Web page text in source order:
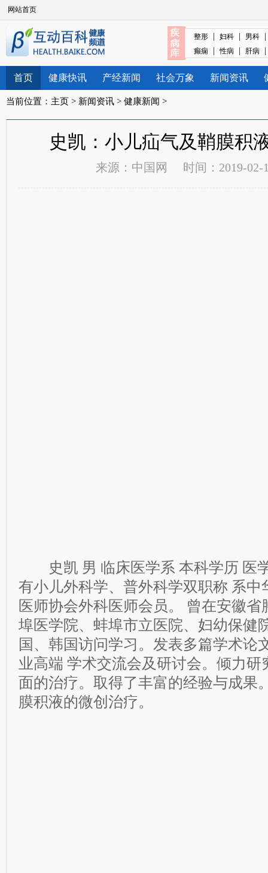
网站首页
整形 | 妇科 | 男科 |
癫痫 | 性病 | 肝病 |
首页 健康快讯 产经新闻 社会万象 新闻资讯
当前位置： 主页 > 新闻资讯 > 健康新闻 >
史凯：小儿疝气及鞘膜积
来源： 中国网 时间：2019-02-
史凯 男 临床医学系 本科学历 医
有小儿外科学、普外科学双职称 系中
医师协会外科医师会员。 曾在安徽省
埠医学院、蚌埠市立医院、妇幼保健
国、韩国访问学习。发表多篇学术论
业高端 学术交流会及研讨会。倾力研
面的治疗。取得了丰富的经验与成果
膜积液的微创治疗。